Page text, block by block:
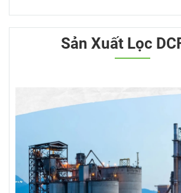
Sản Xuất Lọc